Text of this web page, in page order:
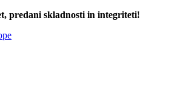
predani skladnosti in integriteti!